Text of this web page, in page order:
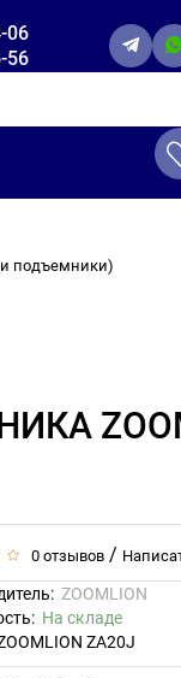
06
56
и подъемники)
0 отзывов /
ZOOMLION
На складе
ZA20J